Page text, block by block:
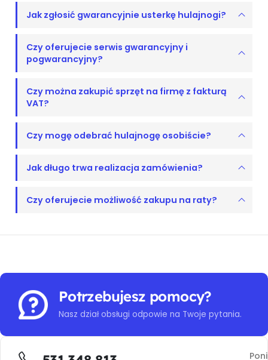
Jak zgłosić gwarancyjnie usterkę hulajnogi?
Czy oferujecie serwis gwarancyjny i
pogwarancyjny?
Czy można zakupić sprzęt na firmę z fakturą
VAT?
Czy mogę odebrać hulajnogę osobiście?
Jak długo trwa realizacja zamówienia?
Czy oferujecie możliwość zakupu na raty?
Potrzebujesz pomocy?
Nasz dział obsługi odpowie na Twoje pytania.